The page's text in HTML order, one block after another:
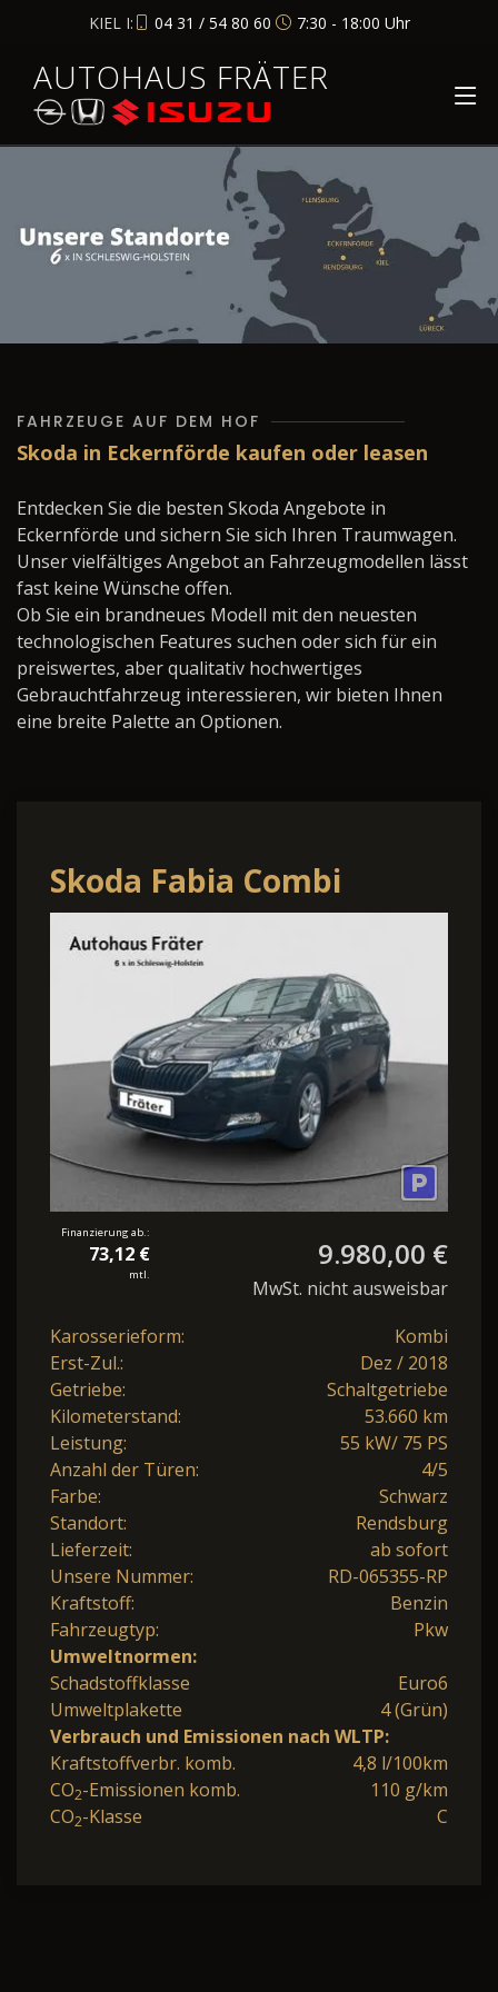
KIEL I: 04 31 / 54 80 60 7:30 - 18:00 Uhr
AUTOHAUS FRÄTER
FAHRZEUGE AUF DEM HOF
Skoda in Eckernförde kaufen oder leasen
Entdecken Sie die besten Skoda Angebote in
Eckernförde und sichern Sie sich Ihren Traumwagen.
Unser vielfältiges Angebot an Fahrzeugmodellen lässt
fast keine Wünsche offen.
Ob Sie ein brandneues Modell mit den neuesten
technologischen Features suchen oder sich für ein
preiswertes, aber qualitativ hochwertiges
Gebrauchtfahrzeug interessieren, wir bieten Ihnen
eine breite Palette an Optionen.
Skoda Fabia Combi
Allwetter PDC Sitzh. LM-
Felge Klima
Finanzierung ab.:
73,12 €
mtl.
9.980,00 €
MwSt. nicht ausweisbar
Karosserieform:
Kombi
Erst-Zul.:
Dez / 2018
Getriebe:
Schaltgetriebe
Kilometerstand:
53.660 km
Leistung:
55 kW/ 75 PS
Anzahl der Türen:
4/5
Farbe:
Schwarz
Standort:
Rendsburg
Lieferzeit:
ab sofort
Unsere Nummer:
RD-065355-RP
Kraftstoff:
Benzin
Fahrzeugtyp:
Pkw
Umweltnormen:
Schadstoffklasse
Euro6
Umweltplakette
4 (Grün)
Verbrauch und Emissionen nach WLTP:
Kraftstoffverbr. komb.
4,8 l/100km
CO2-Emissionen komb.
110 g/km
CO2-Klasse C